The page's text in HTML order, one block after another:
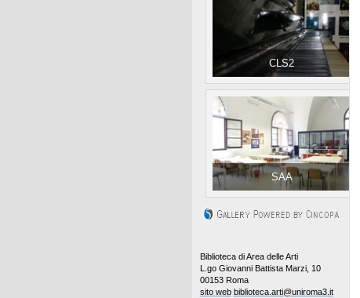
CLS2
SAA
Biblioteca di Area delle Arti
L.go Giovanni Battista Marzi, 10
00153 Roma
sito web biblioteca.arti@uniroma3.it